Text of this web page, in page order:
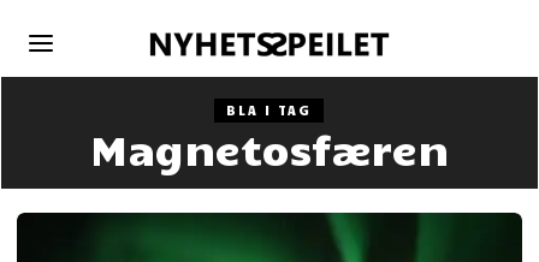
BLA I TAG
Magnetosfæren